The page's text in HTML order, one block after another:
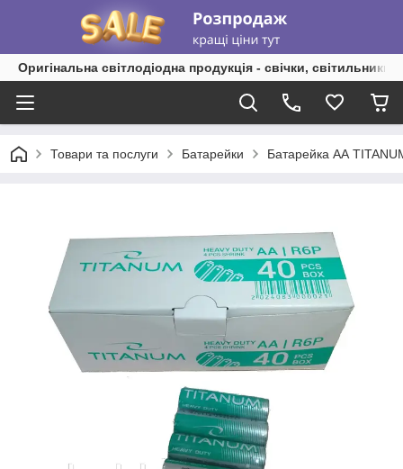
Оригінальна світлодіодна продукція - свічки, світильники,
Товари та послуги Батарейки Батарейка АА